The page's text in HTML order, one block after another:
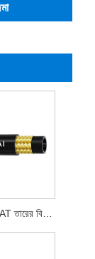
SAE 100R1AT তারের বিনুনি হাইড্রোলিক রাবার পায়ের পাতার মোজাবিশেষ